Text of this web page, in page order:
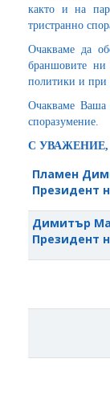
както и на
тристранно
Очакваме да
браншовите ни
политики и при
Очакваме Ваша
споразумение.
С УВАЖЕНИЕ,
Пламен
Президент
Димитър
Президент